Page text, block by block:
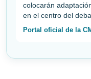
colocarán
en el centro del
Portal oficial de la